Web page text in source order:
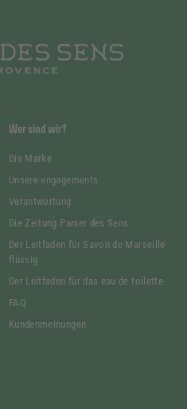
Wer sind wir?
Die Marke
Unsere engagements
Verantwortung
Die Zeitung Panier des Sens
Der Leitfaden für Savon de Marseille
flüssig
Der Leitfaden für das eau de toilette
FAQ
Kundenmeinungen